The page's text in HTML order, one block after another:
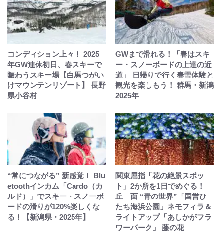
コンディション上々！ 2025
年GW連休初日、春スキーで
賑わうスキー場【白馬つがい
けマウンテンリゾート】 長野
県小谷村
GWまで滑れる！「春はスキ
ー・スノーボードの上達の近
道」 日帰りで行く春雪体験と
観光を楽しもう！ 群馬・新潟
2025年
“常につながる” 新感覚！ Blu
etoothインカム「Cardo（カ
ルド）」でスキー・スノーボ
ードの滑りが120%楽しくな
る！【新潟県・2025年】
関東屈指「花の絶景スポッ
ト」2か所を1日でめぐる！
丘一面 “青の世界”「国営ひ
たち海浜公園」ネモフィラ＆
ライトアップ「あしかがフラ
ワーパーク」 藤の花